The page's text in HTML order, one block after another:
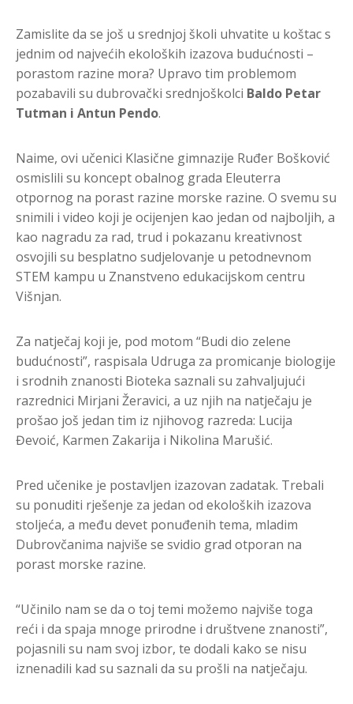
Zamislite da se još u srednjoj školi uhvatite u koštac s
jednim od najvećih ekoloških izazova budućnosti –
porastom razine mora? Upravo tim problemom
pozabavili su dubrovački srednjoškolci Baldo Petar
Tutman i Antun Pendo.
Naime, ovi učenici Klasične gimnazije Ruđer Bošković
osmislili su koncept obalnog grada Eleuterra
otpornog na porast razine morske razine. O svemu su
snimili i video koji je ocijenjen kao jedan od najboljih, a
kao nagradu za rad, trud i pokazanu kreativnost
osvojili su besplatno sudjelovanje u petodnevnom
STEM kampu u Znanstveno edukacijskom centru
Višnjan.
Za natječaj koji je, pod motom “Budi dio zelene
budućnosti”, raspisala Udruga za promicanje biologije
i srodnih znanosti Bioteka saznali su zahvaljujući
razrednici Mirjani Žeravici, a uz njih na natječaju je
prošao još jedan tim iz njihovog razreda: Lucija
Đevoić, Karmen Zakarija i Nikolina Marušić.
Pred učenike je postavljen izazovan zadatak. Trebali
su ponuditi rješenje za jedan od ekoloških izazova
stoljeća, a među devet ponuđenih tema, mladim
Dubrovčanima najviše se svidio grad otporan na
porast morske razine.
“Učinilo nam se da o toj temi možemo najviše toga
reći i da spaja mnoge prirodne i društvene znanosti”,
pojasnili su nam svoj izbor, te dodali kako se nisu
iznenadili kad su saznali da su prošli na natječaju.